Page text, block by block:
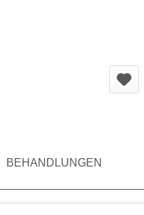
BEHANDLUNGEN